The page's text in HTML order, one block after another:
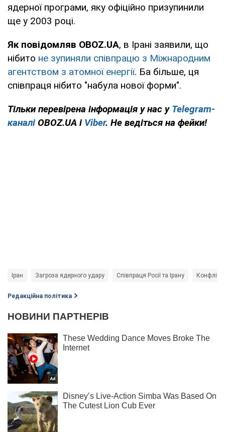
ядерної програми, яку офіційно призупинили
ще у 2003 році.
Як повідомляв OBOZ.UA, в Ірані заявили, що
нібито не зупиняли співпрацю з Міжнародним
агентством з атомної енергії. Ба більше, ця
співпраця нібито "набула нової форми".
Тільки перевірена інформація у нас у Telegram-
каналі OBOZ.UA і Viber. Не ведіться на фейки!
Іран Загроза ядерного удару Співпраця Росії та Ірану Конфлікт
Редакційна політика